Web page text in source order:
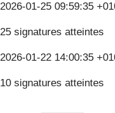
2026-01-25 09:59:35
25 signatures atteintes
2026-01-22 14:00:35
10 signatures atteintes